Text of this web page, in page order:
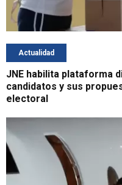
Actualidad
JNE habilita plataforma
candidatos y sus
electoral